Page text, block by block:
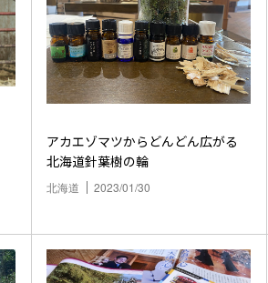
アカエゾマツからどんどん広がる
北海道針葉樹の輪
北海道 2023/01/30